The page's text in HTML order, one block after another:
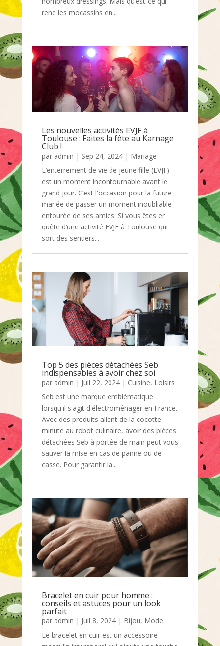
rend les mocassins en...
Les nouvelles activités EVJF à
Toulouse : Faites la fête au Karnage
Club !
par admin | Sep 24, 2024| Mariage
L’enterrement de vie de jeune fille (EVJF)
est un moment incontournable avant le
grand jour. C’est l'occasion pour la future
mariée de passer un moment inoubliable
entourée de ses amies. Si vous êtes en
quête d’une activité EVJF à Toulouse qui
sort des sentiers...
Top 5 des pièces détachées Seb
indispensables à avoir chez soi
par admin | Juil 22, 2024| Cuisine, Loisirs
Seb est une marque emblématique
lorsqu'il s'agit d'électroménager en France.
Avec des produits allant de la cocotte
minute au robot culinaire, avoir des pièces
détachées Seb à portée de main peut vous
sauver la mise en cas de panne ou de
casse. Pour garantir la...
Bracelet en cuir pour homme :
conseils et astuces pour un look
parfait
par admin | Juil 8, 2024| Bijou, Mode
Le bracelet en cuir est un accessoire